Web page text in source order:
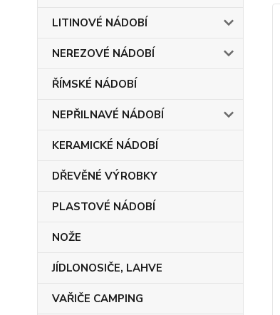
LITINOVÉ NÁDOBÍ
NEREZOVÉ NÁDOBÍ
ŘÍMSKÉ NÁDOBÍ
NEPŘILNAVÉ NÁDOBÍ
KERAMICKÉ NÁDOBÍ
DŘEVĚNÉ VÝROBKY
PLASTOVÉ NÁDOBÍ
NOŽE
JÍDLONOSIČE, LAHVE
VAŘIČE CAMPING